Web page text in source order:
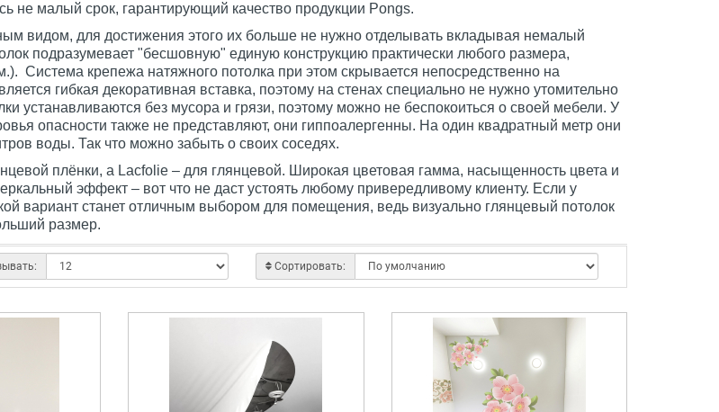
не малый срок, гарантирующий качество продукции Pongs.
видом, для достижения этого их больше не нужно отделывать вкладывая немалый
подразумевает "бесшовную" единую конструкцию практически любого размера,
Система крепежа натяжного потолка при этом скрывается непосредственно на
гибкая декоративная вставка, поэтому на стенах специально не нужно утомительно
устанавливаются без мусора и грязи, поэтому можно не беспокоиться о своей мебели. У
опасности также не представляют, они гиппоалергенны. На один квадратный метр они
воды. Так что можно забыть о своих соседях.
плёнки, а Lacfolie – для глянцевой. Широкая цветовая гамма, насыщенность цвета и
эффект – вот что не даст устоять любому привередливому клиенту. Если у
вариант станет отличным выбором для помещения, ведь визуально глянцевый потолок
размер.
Сортировать: